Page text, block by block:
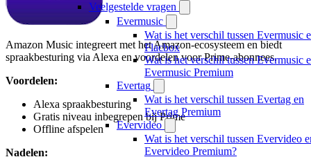
Veelgestelde vragen
Evermusic
Wat is het verschil tussen Evermusic
Flacbox
Wat is het verschil tussen Evermusic
Evermusic Premium
Evertag
Wat is het verschil tussen Evertag en
Evertag Premium
Evervideo
Wat is het verschil tussen Evervideo
Evervideo Premium?
Amazon Music integreert met het Amazon-ecosysteem en biedt
spraakbesturing via Alexa en voordelen voor Prime-abonnees.
Voordelen:
Alexa spraakbesturing
Gratis niveau inbegrepen bij Prime
Offline afspelen
Nadelen: